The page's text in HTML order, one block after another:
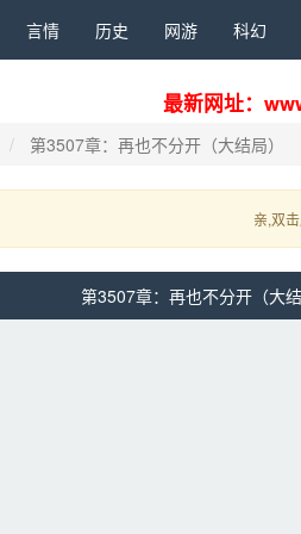
言情 历史 网游 科幻
最新网址：
第3507章：再也不分开（大结局）
亲,双
第3507章：再也不分开（大结